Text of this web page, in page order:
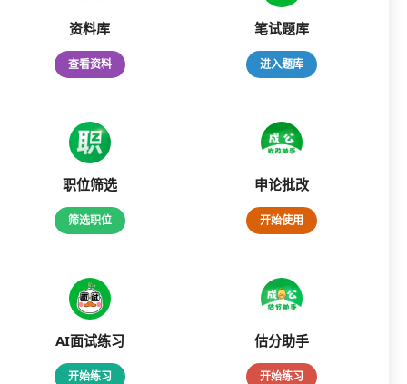
资料库
查看资料
笔试题库
进入题库
职位筛选
筛选职位
申论批改
开始使用
AI面试练习
开始练习
估分助手
开始练习